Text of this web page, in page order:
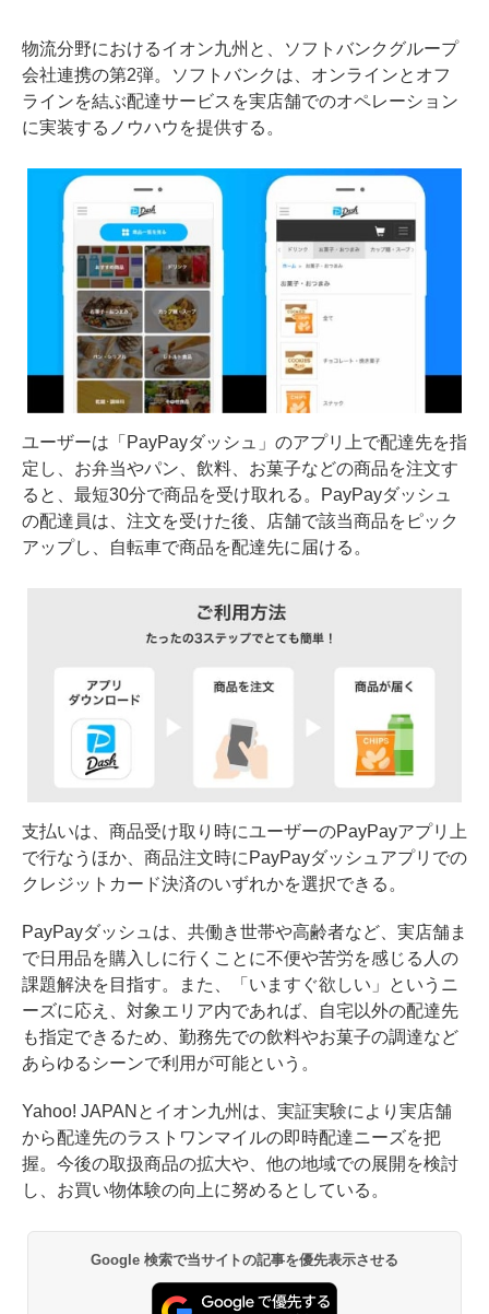
物流分野におけるイオン九州と、ソフトバンクグループ
会社連携の第2弾。ソフトバンクは、オンラインとオフ
ラインを結ぶ配達サービスを実店舗でのオペレーション
に実装するノウハウを提供する。
ユーザーは「PayPayダッシュ」のアプリ上で配達先を指
定し、お弁当やパン、飲料、お菓子などの商品を注文す
ると、最短30分で商品を受け取れる。PayPayダッシュ
の配達員は、注文を受けた後、店舗で該当商品をピック
アップし、自転車で商品を配達先に届ける。
支払いは、商品受け取り時にユーザーのPayPayアプリ上
で行なうほか、商品注文時にPayPayダッシュアプリでの
クレジットカード決済のいずれかを選択できる。
PayPayダッシュは、共働き世帯や高齢者など、実店舗ま
で日用品を購入しに行くことに不便や苦労を感じる人の
課題解決を目指す。また、「いますぐ欲しい」というニ
ーズに応え、対象エリア内であれば、自宅以外の配達先
も指定できるため、勤務先での飲料やお菓子の調達など
あらゆるシーンで利用が可能という。
Yahoo! JAPANとイオン九州は、実証実験により実店舗
から配達先のラストワンマイルの即時配達ニーズを把
握。今後の取扱商品の拡大や、他の地域での展開を検討
し、お買い物体験の向上に努めるとしている。
Google 検索で当サイトの記事を優先表示させる